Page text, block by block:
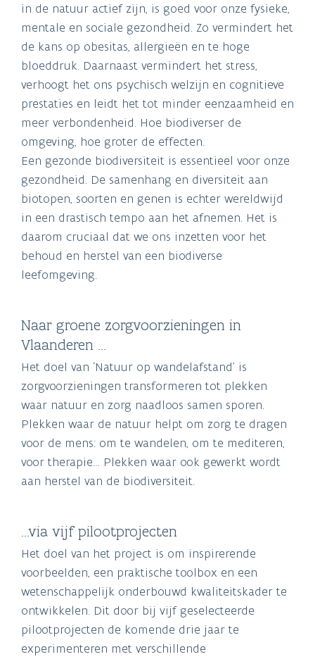
in de natuur actief zijn, is goed voor onze fysieke,
mentale en sociale gezondheid. Zo vermindert het
de kans op obesitas, allergieën en te hoge
bloeddruk. Daarnaast vermindert het stress,
verhoogt het ons psychisch welzijn en cognitieve
prestaties en leidt het tot minder eenzaamheid en
meer verbondenheid. Hoe biodiverser de
omgeving, hoe groter de effecten.
Een gezonde biodiversiteit is essentieel voor onze
gezondheid. De samenhang en diversiteit aan
biotopen, soorten en genen is echter wereldwijd
in een drastisch tempo aan het afnemen. Het is
daarom cruciaal dat we ons inzetten voor het
behoud en herstel van een biodiverse
leefomgeving.
Naar groene zorgvoorzieningen in
Vlaanderen …
Het doel van ‘Natuur op wandelafstand’ is
zorgvoorzieningen transformeren tot plekken
waar natuur en zorg naadloos samen sporen.
Plekken waar de natuur helpt om zorg te dragen
voor de mens: om te wandelen, om te mediteren,
voor therapie… Plekken waar ook gewerkt wordt
aan herstel van de biodiversiteit.
…via vijf pilootprojecten
Het doel van het project is om inspirerende
voorbeelden, een praktische toolbox en een
wetenschappelijk onderbouwd kwaliteitskader te
ontwikkelen. Dit door bij vijf geselecteerde
pilootprojecten de komende drie jaar te
experimenteren met verschillende